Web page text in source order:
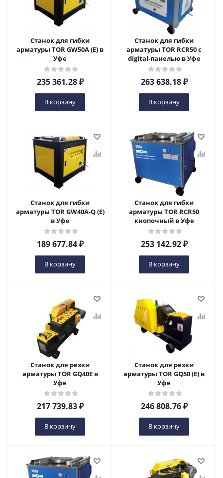
Станок для гибки
арматуры TOR GW50A (E) в
Уфе
235 361.28₽
В корзину
Станок для гибки
арматуры TOR RCR50 с
digital-панелью в Уфе
263 638.18₽
В корзину
Станок для гибки
арматуры TOR GW40A-Q (E)
в Уфе
189 677.84₽
В корзину
Станок для гибки
арматуры TOR RCR50
кнопочный в Уфе
253 142.92₽
В корзину
Станок для резки
арматуры TOR GQ40E в
Уфе
217 739.83₽
В корзину
Станок для резки
арматуры TOR GQ50 (E) в
Уфе
246 808.76₽
В корзину